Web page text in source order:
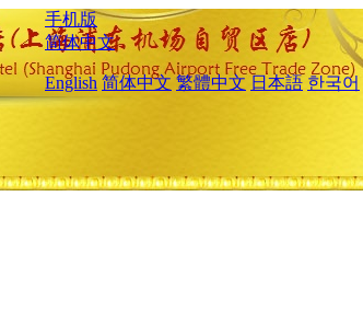
手机版
简体中文
English 简体中文 繁體中文 日本語 한국어